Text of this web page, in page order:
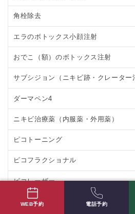
角栓除去
エラのボトックス小顔注射
おでこ（額）のボトックス注射
サブシジョン（ニキビ跡・クレーター
ダーマペン4
ニキビ治療薬（内服薬・外用薬）
ピコトーニング
ピコフラクショナル
ピコレーザー
ほくろ除去・いぼ除去
WEB予約 電話予約